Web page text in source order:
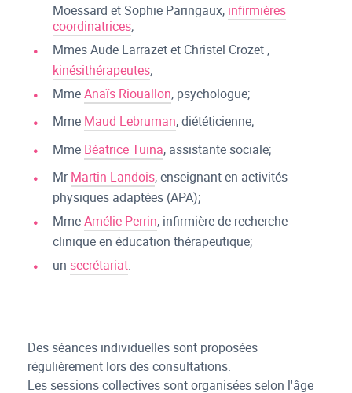
Moëssard et Sophie Paringaux, infirmières
coordinatrices;
Mmes Aude Larrazet et Christel Crozet ,
kinésithérapeutes;
MmeAnaïs Riouallon, psychologue;
Mme Maud Lebruman, diététicienne;
Mme Béatrice Tuina, assistante sociale;
MrMartin Landois, enseignant en activités
physiques adaptées (APA);
MmeAmélie Perrin, infirmière de recherche
clinique en éducation thérapeutique;
un secrétariat.
Des séances individuelles sont proposées
régulièrement lors des consultations.
Les sessions collectives sont organisées selon l'âge